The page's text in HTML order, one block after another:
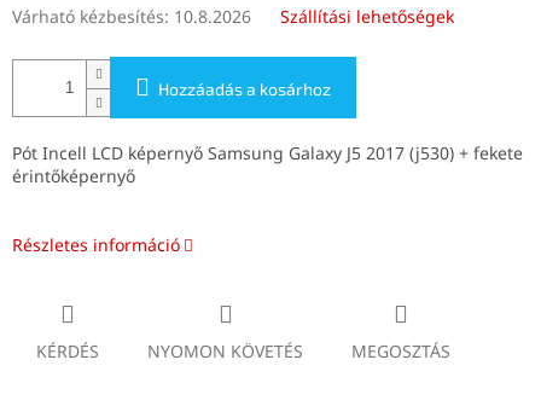
Várható kézbesítés: 10.8.2026 Szállítási lehetőségek
Hozzáadás a kosárhoz
Pót Incell LCD képernyő Samsung Galaxy J5 2017 (j530) + fekete
érintőképernyő
Részletes információ
KÉRDÉS NYOMON KÖVETÉS MEGOSZTÁS